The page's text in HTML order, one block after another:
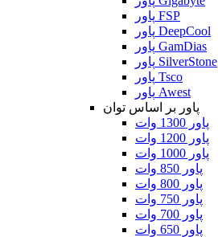
پاور FSP
پاور DeepCool
پاور GamDias
پاور SilverStone
پاور Tsco
پاور Awest
پاور بر اساس توان
پاور 1300 وات
پاور 1200 وات
پاور 1000 وات
پاور 850 وات
پاور 800 وات
پاور 750 وات
پاور 700 وات
پاور 650 وات